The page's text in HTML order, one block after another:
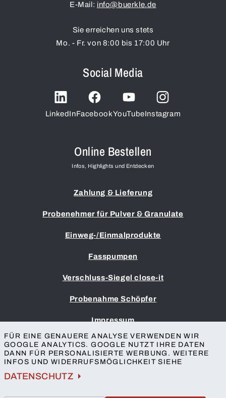
E-Mail: info@buerkle.de
Sie erreichen uns stets
Mo. - Fr. von 8:00 bis 17:00 Uhr
Social Media
LinkedInFacebookYouTubeInstagram
Online Bestellen
Infos, Highlights und Entdecken
Zahlung & Lieferung
Probenehmer für Pulver & Granulate
Einweg-/Einmalprodukte
Fasspumpen
Verschluss-Siegel close-it
Probenahme Schöpfer
Impressum
AGB
Datenschutz
Barrierefreiheit
FÜR EINE GENAUERE ANALYSE VERWENDEN WIR
GOOGLE ANALYTICS. GOOGLE NUTZT IHRE DATEN
DANN FÜR PERSONALISIERTE WERBUNG. WEITERE
INFOS UND WIDERRUFSMÖGLICHKEIT SIEHE
DATENSCHUTZ